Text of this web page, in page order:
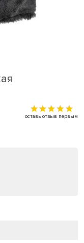
оставь отзыв первым